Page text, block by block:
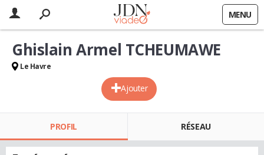
MENU
Ajouter
Ghislain Armel TCHEUMAWE
Le Havre
PROFIL RÉSEAU